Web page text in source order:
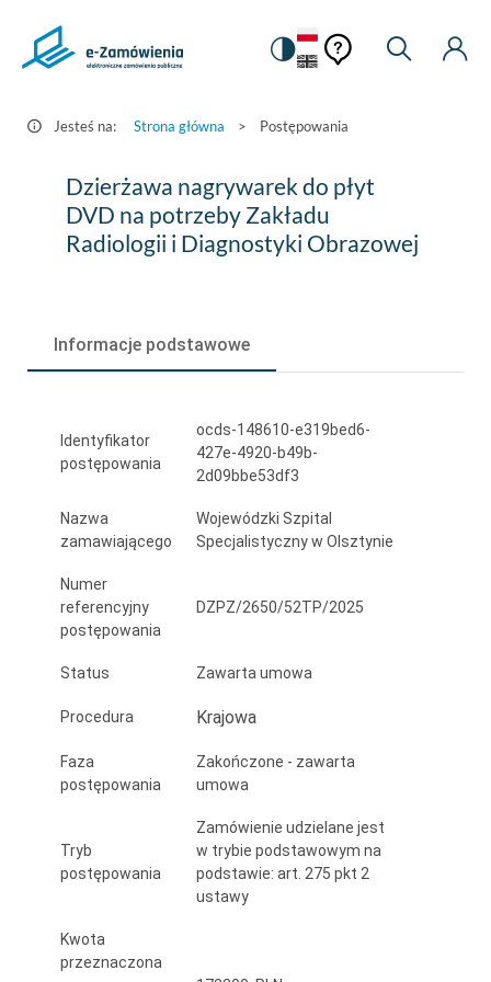
Postępowania
Zamówienia.gov.pl
Zmiana
na
kontrastową
Pomoc
kontekstowa
Pomoc
Moje
Jesteś na: Strona główna > Postępowania
Dzierżawa
nagrywarek
na
Zakładu
Radiologii
Diagnostyki
Obrazowej
Dzierżawa nagrywarek do płyt
DVD na potrzeby Zakładu
Radiologii i Diagnostyki Obrazowej
Informacje podstawowe
Identyfikator
postępowania
ocds-148610-e319bed6-
427e-4920-b49b-
2d09bbe53df3
Nazwa
zamawiającego
Wojewódzki Szpital
Specjalistyczny w Olsztynie
Numer
referencyjny
postępowania
DZPZ/2650/52TP/2025
Status Zawarta umowa
Procedura Krajowa
Faza
postępowania
Zakończone - zawarta
umowa
Tryb
postępowania
Zamówienie udzielane jest
w trybie podstawowym na
podstawie: art. 275 pkt 2
ustawy
Kwota
przeznaczona